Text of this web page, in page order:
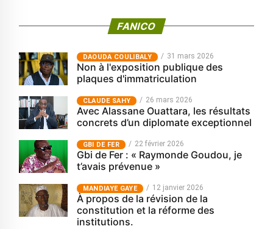
FANICO
‎DAOUDA COULIBALY 31 mars 2026
Non à l'exposition publique des
plaques d'immatriculation
CLAUDE SAHY 26 mars 2026
Avec Alassane Ouattara, les résultats
concrets d’un diplomate exceptionnel
GBI DE FER 22 février 2026
Gbi de Fer : « Raymonde Goudou, je
t’avais prévenue »
MANDIAYE GAYE 12 janvier 2026
À propos de la révision de la
constitution et la réforme des
institutions.